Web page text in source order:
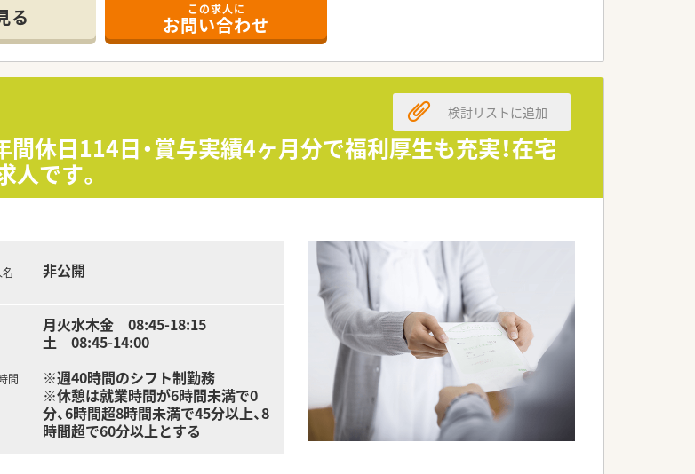
セス良好な場所に位置する地域密着型の店舗です。
ど幅広い科目の処方箋を日々応需しています。
マン型の体制をとっており良好な関係性を築いています。
まで幅広い業務を担当していただきます。
からの高待遇でのスタートが可能です。
ているなど収入面での安心感があります。
おり効率よく業務を進められる環境です。
スタッフ同士のコミュニケーションも活発です。
よび介護休業制度の取得実績も豊富です。
る この求人に
お問い合わせ
間休日114日・賞与実績4ヶ月分で福利厚生も充実！在宅
です。
検討リストに追加
非公開
間
月火水木金 08:45-18:15
土 08:45-14:00
※週40時間のシフト制勤務
※休憩は就業時間が6時間未満で0
分、6時間超8時間未満で45分以上、8
時間超で60分以上とする